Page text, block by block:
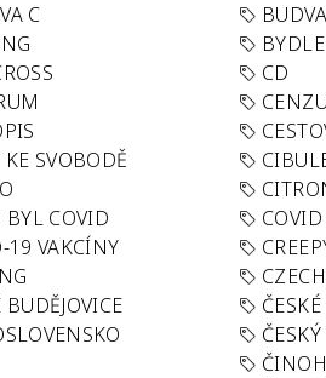
C
CD
KE SVOBODĚ
BYL COVID
COVID
19 VAKCÍNY
BUDĚJOVICE